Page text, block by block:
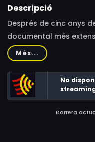
Descripció
Després de cinc anys
documental més
Amb una obra mestra
destacats experts
en els relats ocults de
pistes incrustades en
Més...
No
Darrera